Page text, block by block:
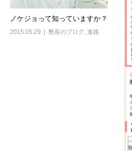
ノケジョって知っていますか？
2015.05.29 塾長のブログ, 進路